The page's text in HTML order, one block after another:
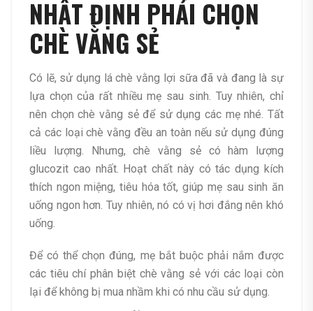
NHẤT ĐỊNH PHẢI CHỌN
CHÈ VẰNG SẺ
Có lẽ, sử dụng lá chè vằng lợi sữa đã và đang là sự
lựa chọn của rất nhiều mẹ sau sinh. Tuy nhiên, chỉ
nên chọn chè vằng sẻ để sử dụng các mẹ nhé. Tất
cả các loại chè vằng đều an toàn nếu sử dụng đúng
liều lượng. Nhưng, chè vằng sẻ có hàm lượng
glucozit cao nhất. Hoạt chất này có tác dụng kích
thích ngon miệng, tiêu hóa tốt, giúp mẹ sau sinh ăn
uống ngon hơn. Tuy nhiên, nó có vị hơi đắng nên khó
uống.
Để có thể chọn đúng, mẹ bắt buộc phải nắm được
các tiêu chí phân biệt chè vằng sẻ với các loại còn
lại để không bị mua nhầm khi có nhu cầu sử dụng.